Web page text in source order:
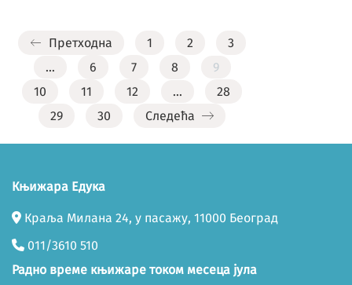
Претходна 1 2
3
…
6 7 8
9
10
11 12 …
28
29
30 Следећа
Књижара Едука
Краља Милана 24, у пасажу, 11000 Београд
011/3610 510
Радно време књижаре током месеца јула